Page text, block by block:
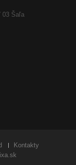
03 Šaľa
Kontakty